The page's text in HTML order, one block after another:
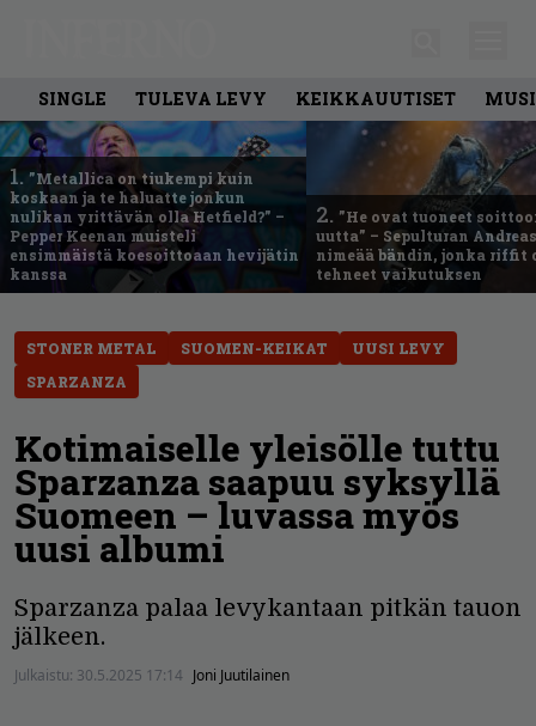
SINGLE TULEVA LEVY KEIKKAUUTISET
1. ”Metallica on tiukempi kuin
koskaan ja te haluatte jonkun
nulikan yrittävän olla Hetfield?” –
Pepper Keenan muisteli
ensimmäistä koesoittoaan hevijätin
kanssa
2. ”He ovat tuoneet
uutta” – Sepulturan
nimeää bändin, jonka riffit
tehneet vaikutuksen
STONER METAL SUOMEN-KEIKAT
UUSI LEVY
SPARZANZA
Kotimaiselle yleisölle tuttu
Sparzanza saapuu syksyllä
Suomeen – luvassa myös
uusi albumi
Sparzanza palaa levykantaan pitkän tauon
jälkeen.
Julkaistu: 30.5.2025 17:14 Joni Juutilainen